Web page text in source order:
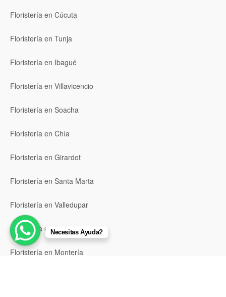
Floristería en Cúcuta
Floristería en Tunja
Floristería en Ibagué
Floristería en Villavicencio
Floristería en Soacha
Floristería en Chía
Floristería en Girardot
Floristería en Santa Marta
Floristería en Valledupar
Floristería en Riohacha
Floristería en Montería
Necesitas Ayuda?